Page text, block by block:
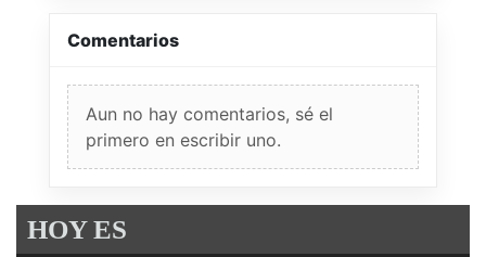
Comentarios
Aun no hay comentarios, sé el
primero en escribir uno.
HOY ES